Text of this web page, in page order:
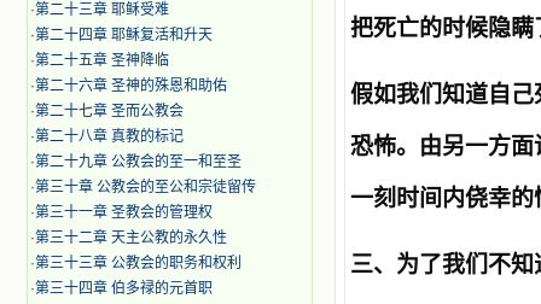
·第二十三章 耶稣受难
·第二十四章 耶稣复活和升天
·第二十五章 圣神降临
·第二十六章 圣神的殊恩和助佑
·第二十七章 圣而公教会
·第二十八章 真教的标记
·第二十九章 公教会的至一和至圣
·第三十章 公教会的至公和宗徒留传
·第三十一章 圣教会的管理权
·第三十二章 天主公教的永久性
·第三十三章 公教会的职务和权利
·第三十四章 伯多禄的元首职
把死亡的时候隐
假如我们知道自
恐怖。由另一方
一刻时间内侥幸的
三、为了我们不